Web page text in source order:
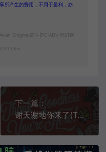
所产生的费用，不用于盈利，亦
Enigma)简中|PC|ADV|奇幻视
下一篇：
谢天谢地你来了(Thank Goodness You're Here!)简中|PC|AVG|荒诞喜剧冒险跳台游戏